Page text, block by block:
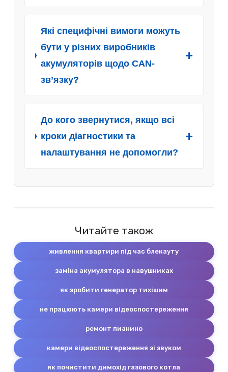
Які специфічні вимоги можуть
бути у різних виробників
акумуляторів щодо CAN-
зв’язку?
До кого звернутися, якщо всі
кроки діагностики та
налаштування не допомогли?
Читайте також
живлення квартири під час блекауту
заміна акумулятора в навушниках
як зробити генератор тихішим
не працюють камери відеоспостереження
ремонт пианино
камери відеоспостереження зі звуком
як почистити димохід газового котла